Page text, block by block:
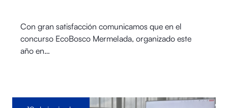
Con gran satisfacción comunicamos que en el
concurso EcoBosco Mermelada, organizado este
año en…